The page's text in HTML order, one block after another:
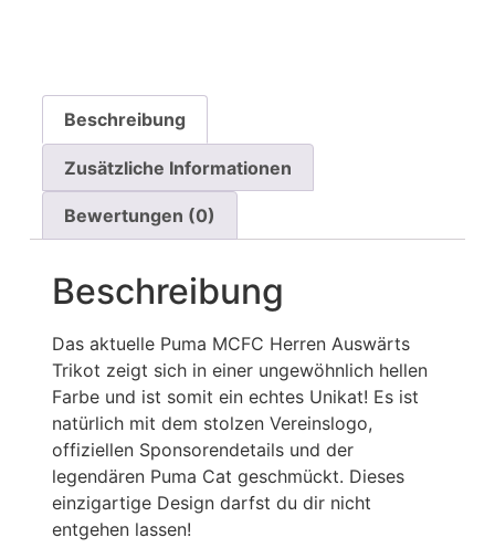
Beschreibung
Zusätzliche Informationen
Bewertungen (0)
Beschreibung
Das aktuelle Puma MCFC Herren Auswärts
Trikot zeigt sich in einer ungewöhnlich hellen
Farbe und ist somit ein echtes Unikat! Es ist
natürlich mit dem stolzen Vereinslogo,
offiziellen Sponsorendetails und der
legendären Puma Cat geschmückt. Dieses
einzigartige Design darfst du dir nicht
entgehen lassen!